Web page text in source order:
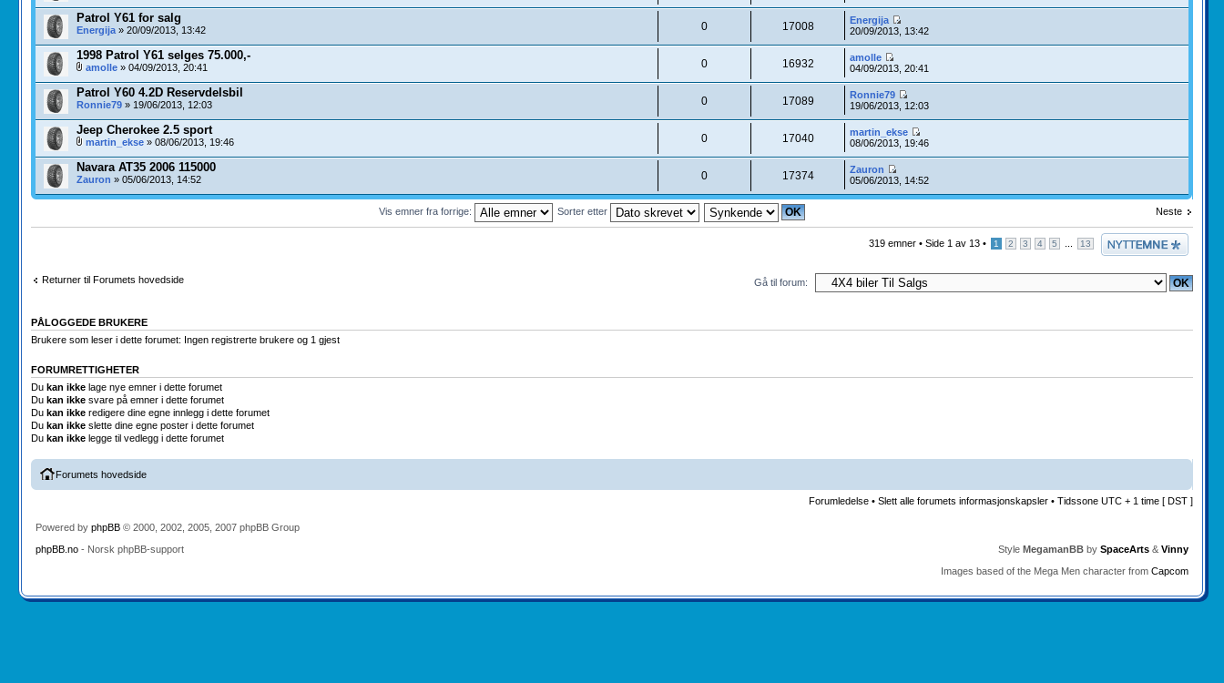
Patrol Y61 for salg
Energija» 20/09/2013, 13:42 0 17008
Energija
20/09/2013, 13:42
1998 Patrol Y61 selges 75.000,-
amolle» 04/09/2013, 20:41 0 16932
amolle
04/09/2013, 20:41
Patrol Y60 4.2D Reservdelsbil
Ronnie79» 19/06/2013, 12:03 0 17089
Ronnie79
19/06/2013, 12:03
Jeep Cherokee 2.5 sport
martin_ekse» 08/06/2013, 19:46 0 17040
martin_ekse
08/06/2013, 19:46
Navara AT35 2006 115000
Zauron » 05/06/2013, 14:52 0 17374
Zauron
05/06/2013, 14:52
Neste
Vis emner fra forrige: Sorter etter
Legg inn et nytt
emne
319 emner •Side 1 av 13 • 1 2 3 4 5 13
Returner til Forumets hovedside Gå til forum:
PÅLOGGEDE BRUKERE
Brukere som leser i dette forumet: Ingen registrerte brukere og 1 gjest
FORUMRETTIGHETER
Du kan ikkelage nye emner i dette forumet
Du kan ikkesvare på emner i dette forumet
Du kan ikkeredigere dine egne innlegg i dette forumet
Du kan ikkeslette dine egne poster i dette forumet
Du kan ikkelegge til vedlegg i dette forumet
Forumets hovedside
Forumledelse •Slett alle forumets informasjonskapsler • Tidssone UTC + 1 time [ DST ]
Powered by phpBB© 2000, 2002, 2005, 2007 phpBB Group
phpBB.no- Norsk phpBB-support Style MegamanBB bySpaceArts &Vinny
Images based of the Mega Men character fromCapcom